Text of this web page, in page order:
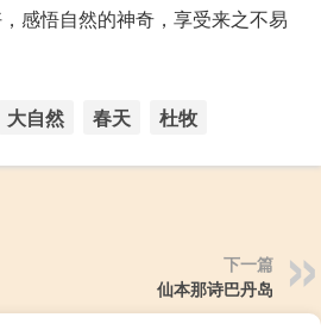
感悟自然的神奇，享受来之不易
大自然 春天 杜牧
下一篇
仙本那诗巴丹岛